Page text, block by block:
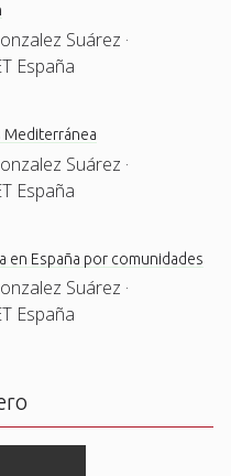
Suárez ·
España
Mediterránea
Suárez ·
España
en España por comunidades
Suárez ·
España